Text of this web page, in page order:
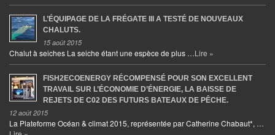
L’ÉQUIPAGE DE LA FRÉGATE III A TESTÉ DE NOUVEAUX
CHALUTS.
15 août 2015
Chalut à seiches La seiche étant une espèce de plus …Lire »
FISH2ECOENERGY RÉCOMPENSÉ POUR SON EXCELLENT
TRAVAIL SUR L’ÉCONOMIE D’ÉNERGIE, LA BAISSE DE
REJETS DE C02 DES FUTURS BATEAUX DE PÊCHE.
12 août 2015
La Plateforme Océan & climat 2015, représentée par Catherine Chabaut*, …